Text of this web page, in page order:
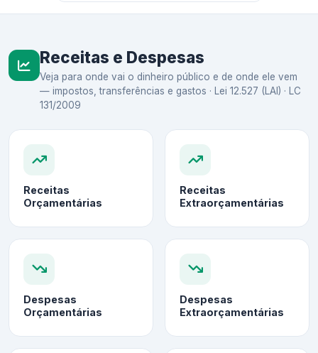
Receitas e Despesas
Veja para onde vai o dinheiro público e de onde ele vem
— impostos, transferências e gastos · Lei 12.527 (LAI) · LC
131/2009
Receitas
Orçamentárias
Receitas
Extraorçamentárias
Despesas
Orçamentárias
Despesas
Extraorçamentárias